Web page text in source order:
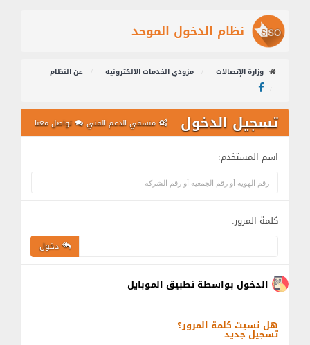
نظام الدخول الموحد
وزارة الإتصالات مزودي الخدمات الالكترونية عن النظام
تسجيل الدخول منسقي الدعم الفني تواصل معنا
اسم المستخدم:
كلمة المرور:
دخول
الدخول بواسطة تطبيق الموبايل
هل نسيت كلمة المرور؟
تسجيل جديد